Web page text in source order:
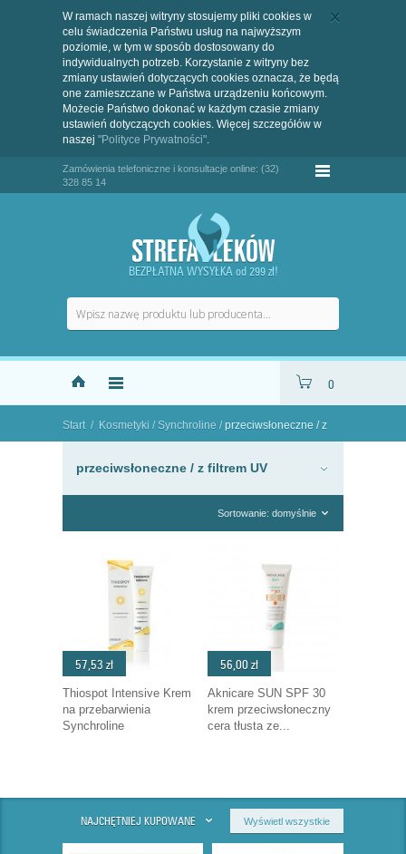
W ramach naszej witryny stosujemy pliki cookies w
celu świadczenia Państwu usług na najwyższym
poziomie, w tym w sposób dostosowany do
indywidualnych potrzeb. Korzystanie z witryny bez
zmiany ustawień dotyczących cookies oznacza, że będą
one zamieszczane w Państwa urządzeniu końcowym.
Możecie Państwo dokonać w każdym czasie zmiany
ustawień dotyczących cookies. Więcej szczegółów w
naszej "Polityce Prywatności".
Zamówienia telefoniczne i konsultacje online: (32)
328 85 14
BEZPŁATNA WYSYŁKA od 299 zł!
0
Start / Kosmetyki / Synchroline / przeciwsłoneczne / z
przeciwsłoneczne / z filtrem UV
Sortowanie: domyślnie
57,53 zł
Thiospot Intensive Krem
na przebarwienia
Synchroline
56,00 zł
Aknicare SUN SPF 30
krem przeciwsłoneczny
cera tłusta ze...
NAJCHĘTNIEJ KUPOWANE Wyświetl wszystkie